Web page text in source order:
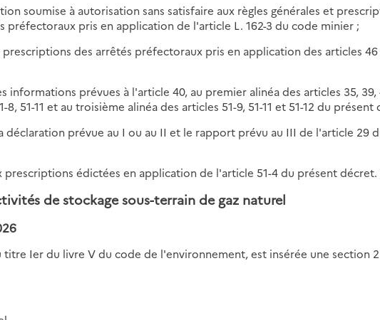
soumise à autorisation sans satisfaire aux règles générales et
préfectoraux pris en application de l'article L. 162-3 du code minier ;
prescriptions des arrêtés préfectoraux pris en application des articles 46
prévues à l'article 40, au premier alinéa des articles 35, 39,
8, 51-11 et au troisième alinéa des articles 51-9, 51-11 et 51-12 du présent
déclaration prévue au I ou au II et le rapport prévu au III de l'article 29
prescriptions édictées en application de l'article 51-4 du présent décret.
de stockage sous-terrain de gaz naturel
Ier du livre V du code de l'environnement, est insérée une section